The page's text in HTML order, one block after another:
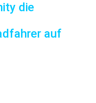
die
auf